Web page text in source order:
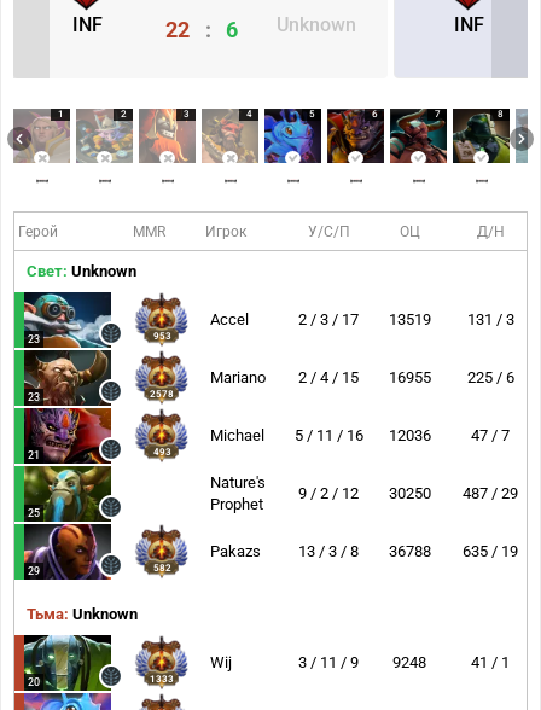
INF Unknown
22 : 6 INF
1 2 3 4 5 6 7 8
Герой MMR Игрок У/С/П ОЦ Д/Н
Свет: Unknown
23 953
Accel 2 / 3 / 17 13519 131 / 3
23 2578
Mariano 2 / 4 / 15 16955 225 / 6
21 493
Michael 5 / 11 / 16 12036 47 / 7
25
Nature's
Prophet
9 / 2 / 12 30250 487 / 29
29 582
Pakazs 13 / 3 / 8 36788 635 / 19
Тьма: Unknown
20 1333
Wij 3 / 11 / 9 9248 41 / 1